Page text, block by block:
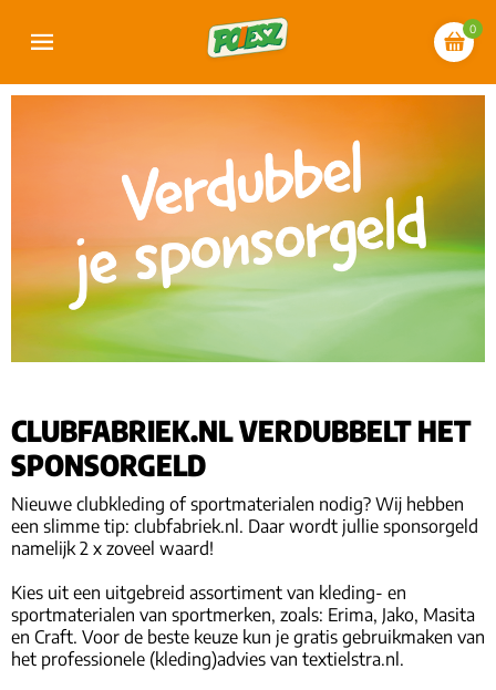
0
CLUBFABRIEK.NL VERDUBBELT HET
SPONSORGELD
Nieuwe clubkleding of sportmaterialen nodig? Wij hebben
een slimme tip: clubfabriek.nl. Daar wordt jullie sponsorgeld
namelijk 2 x zoveel waard!
Kies uit een uitgebreid assortiment van kleding- en
sportmaterialen van sportmerken, zoals: Erima, Jako, Masita
en Craft. Voor de beste keuze kun je gratis gebruikmaken van
het professionele (kleding)advies van textielstra.nl.